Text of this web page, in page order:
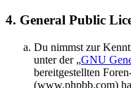
4. General Public
Du nimmst zur
unter der „GNU
bereitgestellten
(www.phpbb.com)